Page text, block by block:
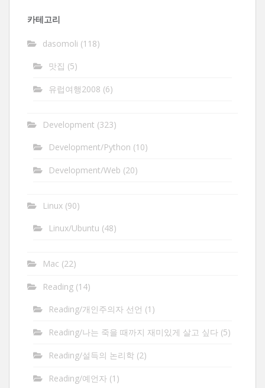
카테고리
dasomoli (118)
맛집 (5)
유럽여행2008 (6)
Development (323)
Development/Python (10)
Development/Web (20)
Linux (90)
Linux/Ubuntu (48)
Mac (22)
Reading (14)
Reading/개인주의자 선언 (1)
Reading/나는 죽을 때까지 재미있게 살고 싶다 (5)
Reading/설득의 논리학 (2)
Reading/예언자 (1)